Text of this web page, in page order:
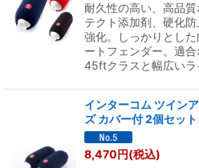
耐久性の高い、高品
テクト添加剤、硬化
強化。しっかりとし
ートフェンダー。適
45ftクラスと幅広い
インターコム ツイン
ズ カバー付 2個セット
8,470円(税込)